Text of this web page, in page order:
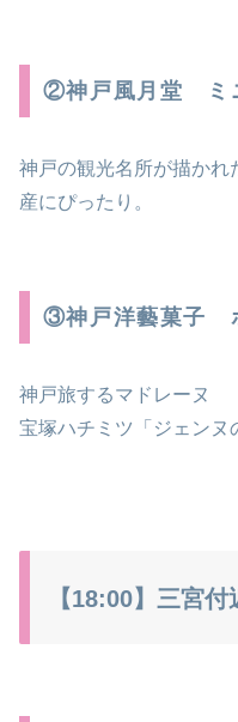
②神戸風月堂 ミ
神戸の観光名所が描かれ
産にぴったり。
③神戸洋藝菓子
神戸旅するマドレーヌ
宝塚ハチミツ「ジェンヌ
【18:00】三宮